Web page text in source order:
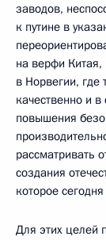
заводов,
к путине в
на верфи
в Норвегии,
качественно и
повышения
рассматривать
создания
которое
Для этих целей